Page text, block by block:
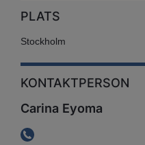
PLATS
Stockholm
KONTAKTPERSON
Carina Eyoma